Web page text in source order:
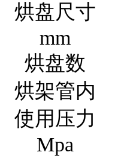
烘盘尺寸
mm
烘盘数
烘架管内
使用压力
Mpa